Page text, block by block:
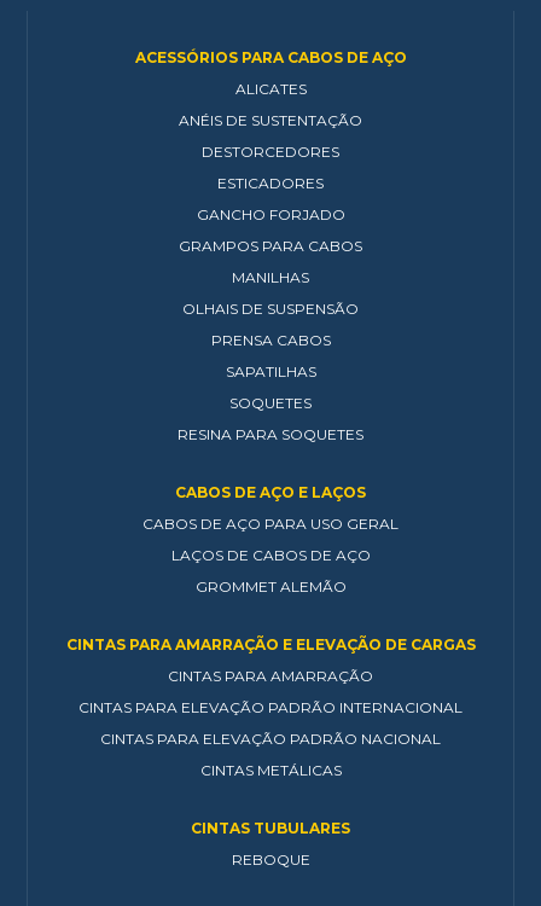
ACESSÓRIOS PARA CABOS DE AÇO
ALICATES
ANÉIS DE SUSTENTAÇÃO
DESTORCEDORES
ESTICADORES
GANCHO FORJADO
GRAMPOS PARA CABOS
MANILHAS
OLHAIS DE SUSPENSÃO
PRENSA CABOS
SAPATILHAS
SOQUETES
RESINA PARA SOQUETES
CABOS DE AÇO E LAÇOS
CABOS DE AÇO PARA USO GERAL
LAÇOS DE CABOS DE AÇO
GROMMET ALEMÃO
CINTAS PARA AMARRAÇÃO E ELEVAÇÃO DE CARGAS
CINTAS PARA AMARRAÇÃO
CINTAS PARA ELEVAÇÃO PADRÃO INTERNACIONAL
CINTAS PARA ELEVAÇÃO PADRÃO NACIONAL
CINTAS METÁLICAS
CINTAS TUBULARES
REBOQUE